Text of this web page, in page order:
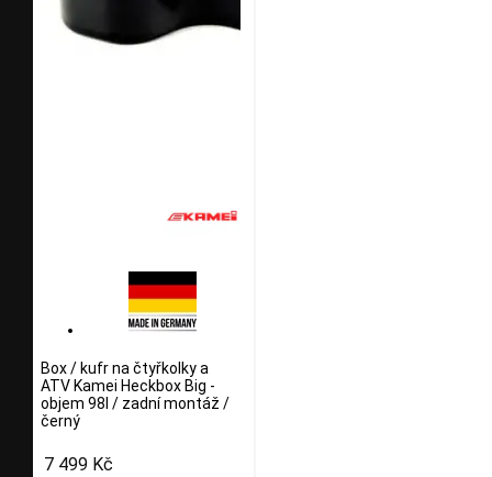
Box / kufr na čtyřkolky a
ATV Kamei Heckbox Big -
objem 98l / zadní montáž /
černý
7 499 Kč